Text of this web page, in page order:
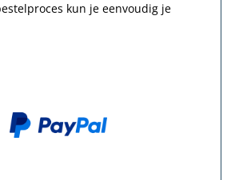
kun je eenvoudig je